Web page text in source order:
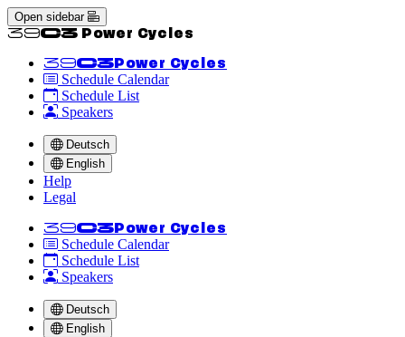
Open sidebar
<<39C3 Power Cycles
<<39C3 Power Cycles
Schedule Calendar
Schedule List
Speakers
Deutsch
English
Help
Legal
<<39C3 Power Cycles
Schedule Calendar
Schedule List
Speakers
Deutsch
English